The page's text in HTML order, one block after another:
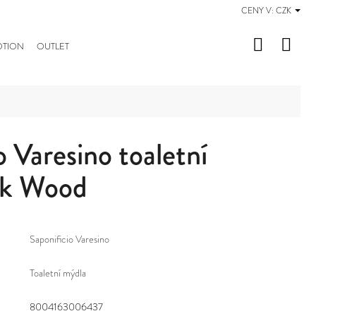
CENY V: CZK
OUTLET Hledat
Varesino toaletní
Wood
Saponificio Varesino
Toaletní mýdla
8004163006437